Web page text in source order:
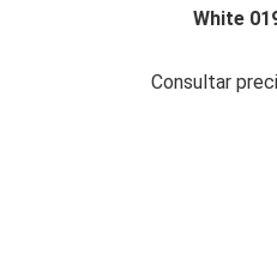
White
Consultar